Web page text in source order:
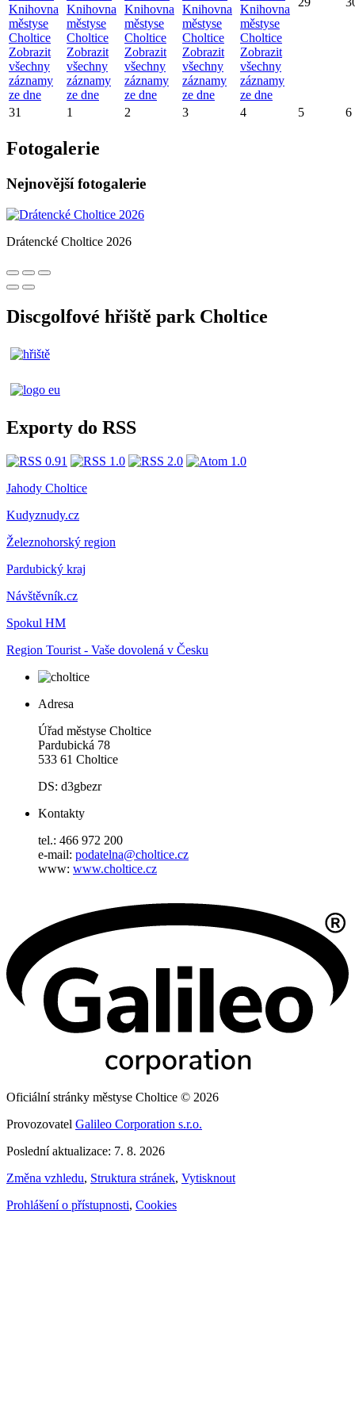
Knihovna
městyse
Choltice
Zobrazit
všechny
záznamy
ze dne
Knihovna
městyse
Choltice
Zobrazit
všechny
záznamy
ze dne
Knihovna
městyse
Choltice
Zobrazit
všechny
záznamy
ze dne
Knihovna
městyse
Choltice
Zobrazit
všechny
záznamy
ze dne
Knihovna
městyse
Choltice
Zobrazit
všechny
záznamy
ze dne
31 1 2 3 4 5 6
Fotogalerie
Nejnovější fotogalerie
Drátencké Choltice 2026
Discgolfové hřiště park Choltice
Exporty do RSS
Jahody Choltice
Kudyznudy.cz
Železnohorský region
Pardubický kraj
Návštěvník.cz
Spokul HM
Region Tourist - Vaše dovolená v Česku
Adresa
Úřad městyse Choltice
Pardubická 78
533 61 Choltice
DS: d3gbezr
Kontakty
tel.: 466 972 200
e-mail: podatelna@choltice.cz
www: www.choltice.cz
Oficiální stránky městyse Choltice © 2026
Provozovatel Galileo Corporation s.r.o.
Poslední aktualizace: 7. 8. 2026
Změna vzhledu, Struktura stránek, Vytisknout
Prohlášení o přístupnosti, Cookies